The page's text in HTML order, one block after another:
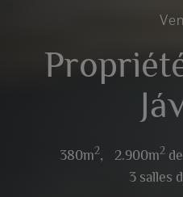
380m2, 2.900m2
3 salles